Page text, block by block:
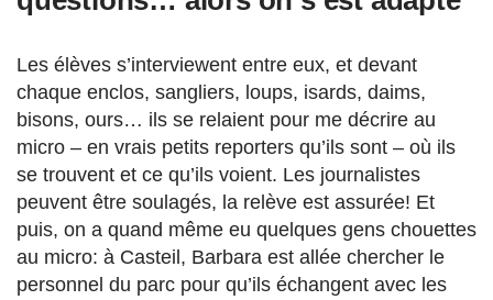
Les élèves s’interviewent entre eux, et devant
chaque enclos, sangliers, loups, isards, daims,
bisons, ours… ils se relaient pour me décrire au
micro – en vrais petits reporters qu’ils sont – où ils
se trouvent et ce qu’ils voient. Les journalistes
peuvent être soulagés, la relève est assurée! Et
puis, on a quand même eu quelques gens chouettes
au micro: à Casteil, Barbara est allée chercher le
personnel du parc pour qu’ils échangent avec les